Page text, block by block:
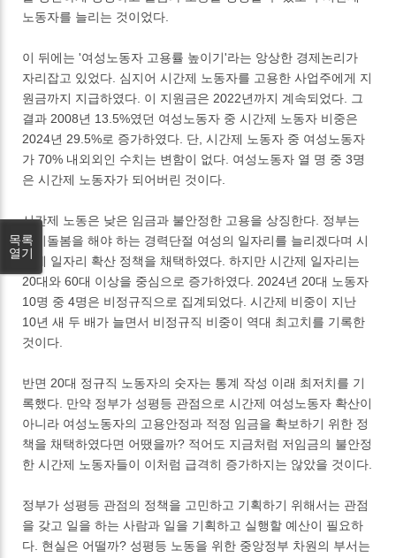
노동자를 늘리는 것이었다.
이 뒤에는 '여성노동자 고용률 높이기'라는 앙상한 경제논리가
자리잡고 있었다. 심지어 시간제 노동자를 고용한 사업주에게 지
원금까지 지급하였다. 이 지원금은 2022년까지 계속되었다. 그
결과 2008년 13.5%였던 여성노동자 중 시간제 노동자 비중은
2024년 29.5%로 증가하였다. 단, 시간제 노동자 중 여성노동자
가 70% 내외외인 수치는 변함이 없다. 여성노동자 열 명 중 3명
은 시간제 노동자가 되어버린 것이다.
시간제 노동은 낮은 임금과 불안정한 고용을 상징한다. 정부는
아이돌봄을 해야 하는 경력단절 여성의 일자리를 늘리겠다며 시
간제 일자리 확산 정책을 채택하였다. 하지만 시간제 일자리는
20대와 60대 이상을 중심으로 증가하였다. 2024년 20대 노동자
10명 중 4명은 비정규직으로 집계되었다. 시간제 비중이 지난
10년 새 두 배가 늘면서 비정규직 비중이 역대 최고치를 기록한
것이다.
반면 20대 정규직 노동자의 숫자는 통계 작성 이래 최저치를 기
록했다. 만약 정부가 성평등 관점으로 시간제 여성노동자 확산이
아니라 여성노동자의 고용안정과 적정 임금을 확보하기 위한 정
책을 채택하였다면 어땠을까? 적어도 지금처럼 저임금의 불안정
한 시간제 노동자들이 이처럼 급격히 증가하지는 않았을 것이다.
정부가 성평등 관점의 정책을 고민하고 기획하기 위해서는 관점
을 갖고 일을 하는 사람과 일을 기획하고 실행할 예산이 필요하
다. 현실은 어떨까? 성평등 노동을 위한 중앙정부 차원의 부서는
목록
열기